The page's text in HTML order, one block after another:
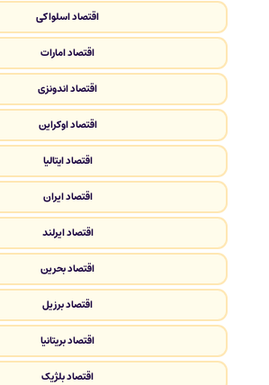
اقتصاد اسلواکی
اقتصاد امارات
اقتصاد اندونزی
اقتصاد اوکراین
اقتصاد ایتالیا
اقتصاد ایران
اقتصاد ایرلند
اقتصاد بحرین
اقتصاد برزیل
اقتصاد بریتانیا
اقتصاد بلژیک